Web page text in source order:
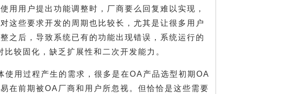
用用户提出功能调整时，厂商要么回复难以实现，
这些要求开发的周期也比较长，尤其是让很多用户
之后，导致系统已有的功能出现错误，系统运行的
较固化，缺乏扩展性和二次开发能力。
使用过程产生的需求，很多是在OA产品选型初期OA
在前期被OA厂商和用户所忽视。但恰恰是这些需要